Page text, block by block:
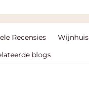
Recensies Wijnhuis
blogs